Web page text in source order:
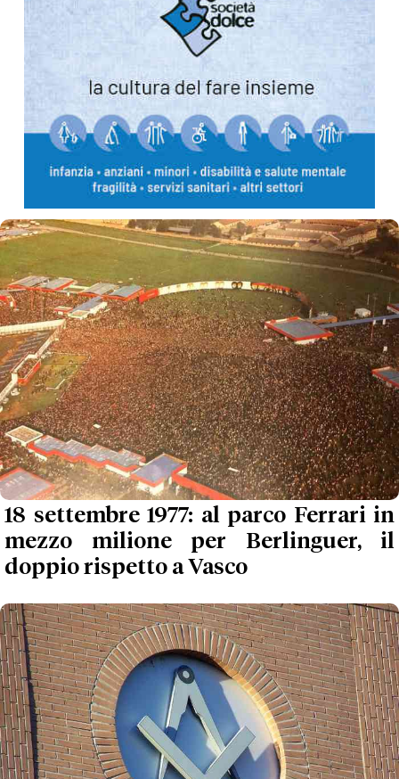
18 settembre 1977: al parco Ferrari in
mezzo milione per Berlinguer, il
doppio rispetto a Vasco